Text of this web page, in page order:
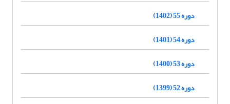
دوره 55 (1402)
دوره 54 (1401)
دوره 53 (1400)
دوره 52 (1399)